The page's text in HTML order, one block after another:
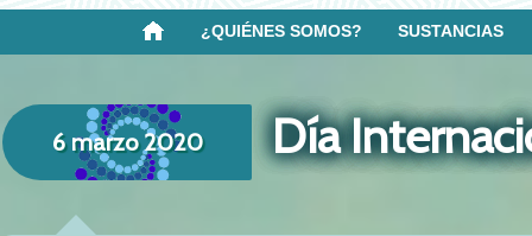
¿QUIÉNES SOMOS? SUSTANCIAS
6 marzo 2020 Día